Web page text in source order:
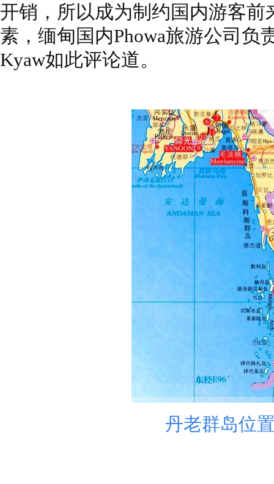
开销，所以成为制约国内游客
素，缅甸国内Phowa旅游公司负
Kyaw如此评论道。
丹老群岛位